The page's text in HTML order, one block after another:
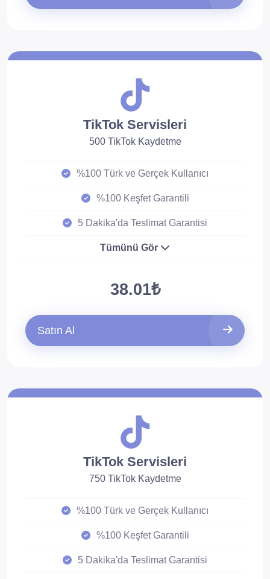
TikTok Servisleri
500 TikTok Kaydetme
%100 Türk ve Gerçek Kullanıcı
%100 Keşfet Garantili
5 Dakika'da Teslimat Garantisi
Tümünü Gör
38.01₺
Satın Al
TikTok Servisleri
750 TikTok Kaydetme
%100 Türk ve Gerçek Kullanıcı
%100 Keşfet Garantili
5 Dakika'da Teslimat Garantisi